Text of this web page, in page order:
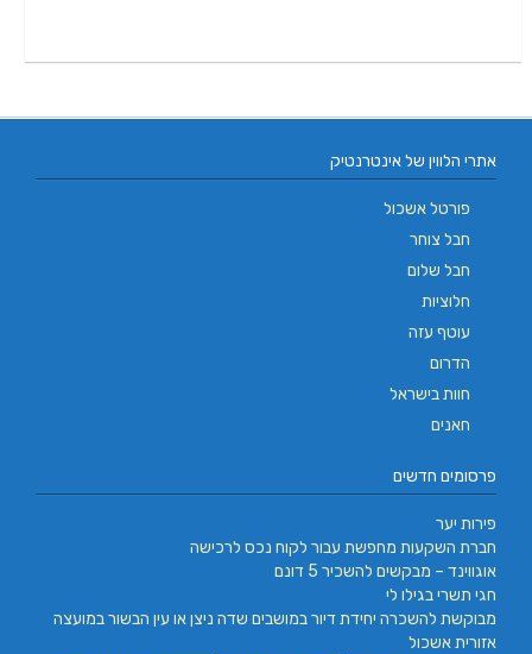
אתרי הלווין של אינטרנטיק
פורטל אשכול
חבל צוחר
חבל שלום
חלוציות
עוטף עזה
הדרום
חוות בישראל
חאנים
פרסומים חדשים
פירות יער
חברת השקעות מחפשת עבור לקוח נכס לרכישה
אוגווינד – מבקשים להשכיר 5 דונם
חגי תשרי בגילו לי
מבוקשת להשכרה יחידת דיור במושבים שדה ניצן או עין הבשור במועצה
אזורית אשכול